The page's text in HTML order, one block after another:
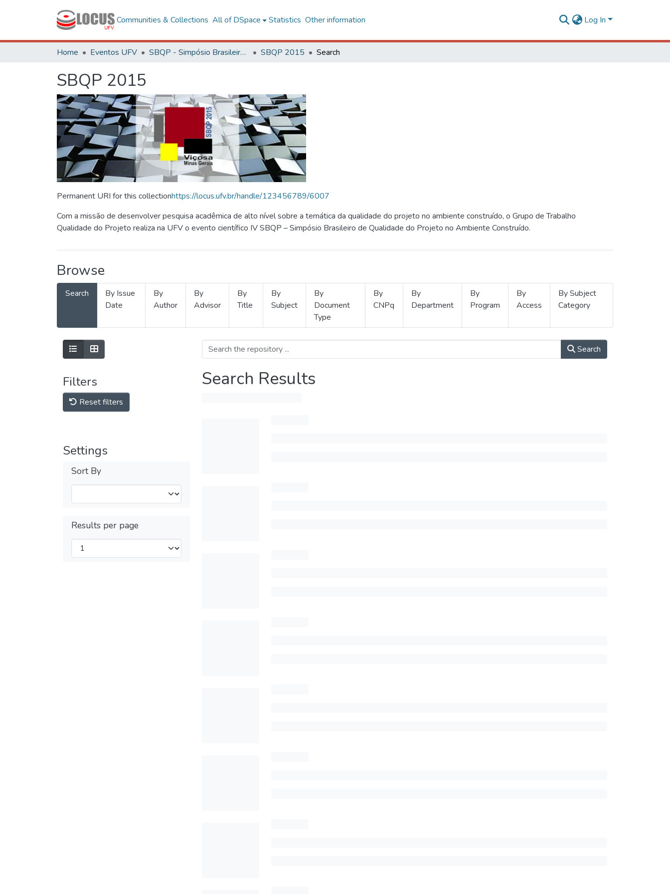
Communities & Collections All of DSpace Statistics Other information Log In
Home Eventos UFV SBQP - Simpósio Brasileiro de Qualidade do Projeto no Ambiente Construído SBQP 2015 Search
SBQP 2015
Permanent URI for this collectionhttps://locus.ufv.br/handle/123456789/6007
Com a missão de desenvolver pesquisa acadêmica de alto nível sobre a temática da qualidade do projeto no ambiente construído, o Grupo de Trabalho
Qualidade do Projeto realiza na UFV o evento científico IV SBQP – Simpósio Brasileiro de Qualidade do Projeto no Ambiente Construído.
Browse
Search
By Issue
Date
By
Author
By
Advisor
By
Title
By
Subject
By
Document
Type
By
CNPq
By
Department
By
Program
By
Access
By Subject
Category
Filters
Reset filters
Settings
Sort By
Results per page
Search
Search Results